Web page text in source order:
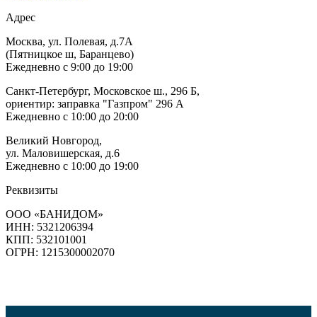
Адрес
Москва, ул. Полевая, д.7А
(Пятницкое ш, Баранцево)
Ежедневно с 9:00 до 19:00
Санкт-Петербург, Московское ш., 296 Б,
ориентир: заправка "Газпром" 296 А
Ежедневно с 10:00 до 20:00
Великий Новгород,
ул. Маловишерская, д.6
Ежедневно с 10:00 до 19:00
Реквизиты
ООО «БАНИДОМ»
ИНН: 5321206394
КПП: 532101001
ОГРН: 1215300002070